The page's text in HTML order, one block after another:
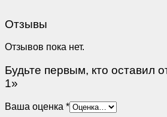
Отзывы
Отзывов пока нет.
Будьте первым, кто оставил
1»
Ваша оценка *